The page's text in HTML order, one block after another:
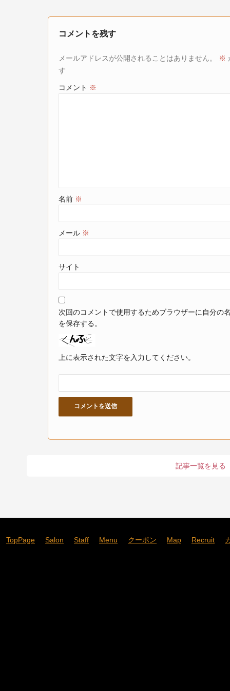
コメントを残す
メールアドレスが公開されることはありません。 ※
す
コメント ※
名前 ※
メール ※
サイト
次回のコメントで使用するためブラウザーに自分の
を保存する。
上に表示された文字を入力してください。
記事一覧を見る
TopPage Salon Staff Menu クーポン Map Recruit